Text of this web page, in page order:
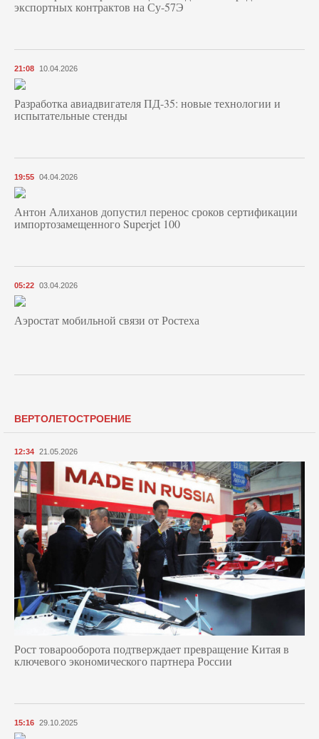
экспортных контрактов на Су-57Э
21:08 10.04.2026
Разработка авиадвигателя ПД-35: новые технологии и
испытательные стенды
19:55 04.04.2026
Антон Алиханов допустил перенос сроков сертификации
импортозамещенного Superjet 100
05:22 03.04.2026
Аэростат мобильной связи от Ростеха
ВЕРТОЛЕТОСТРОЕНИЕ
12:34 21.05.2026
Рост товарооборота подтверждает превращение Китая в
ключевого экономического партнера России
15:16 29.10.2025